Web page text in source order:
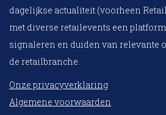
dagelijkse actualiteit (voorheen
met diverse retailevents een
signaleren en duiden van relevante
de retailbranche.
Onze privacyverklaring
Algemene voorwaarden